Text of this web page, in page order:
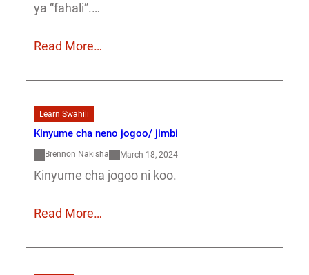
ya “fahali”.…
Read More…
Learn Swahili
Kinyume cha neno jogoo/ jimbi
Brennon Nakisha March 18, 2024
Kinyume cha jogoo ni koo.
Read More…